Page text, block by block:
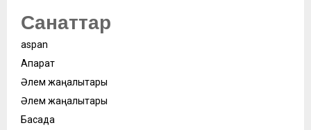
Санаттар
aspan
Ақпарат
Әлем жаңалықтары
Әлем жаңалықтары
Басқада